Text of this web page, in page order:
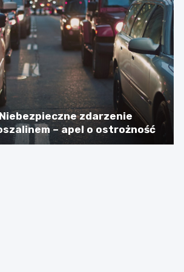
zdarzenie
– apel o ostrożność